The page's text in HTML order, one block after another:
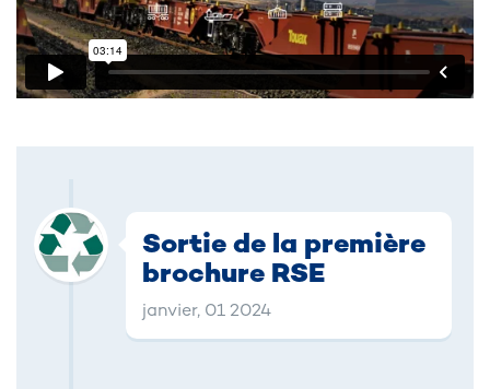
Sortie de la première
brochure RSE
janvier, 01 2024